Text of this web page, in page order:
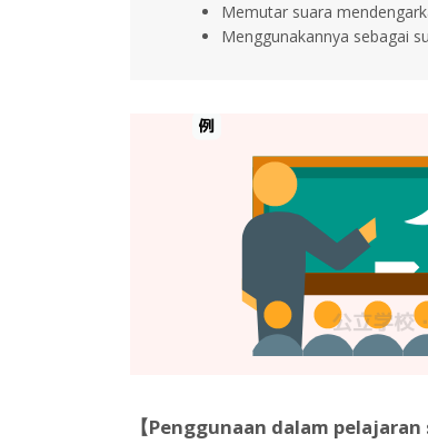
Memutar suara
Menggunakannya sebagai
【Penggunaan dalam pelajaran